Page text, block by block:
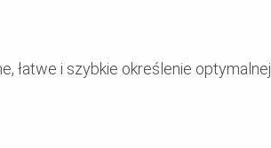
łatwe i szybkie określenie optymalnej